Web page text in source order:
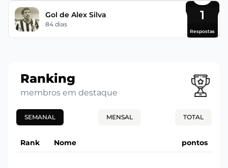
Gol de Alex Silva
84 dias
1
Respostas
Ranking
membros em destaque
SEMANAL MENSAL TOTAL
Rank Nome pontos